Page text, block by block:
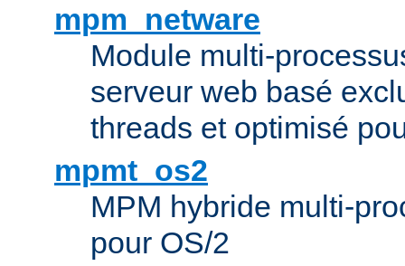
mpm_netware
Module multi-
serveur web basé
threads et optimisé
mpmt_os2
MPM hybride multi-
pour OS/2